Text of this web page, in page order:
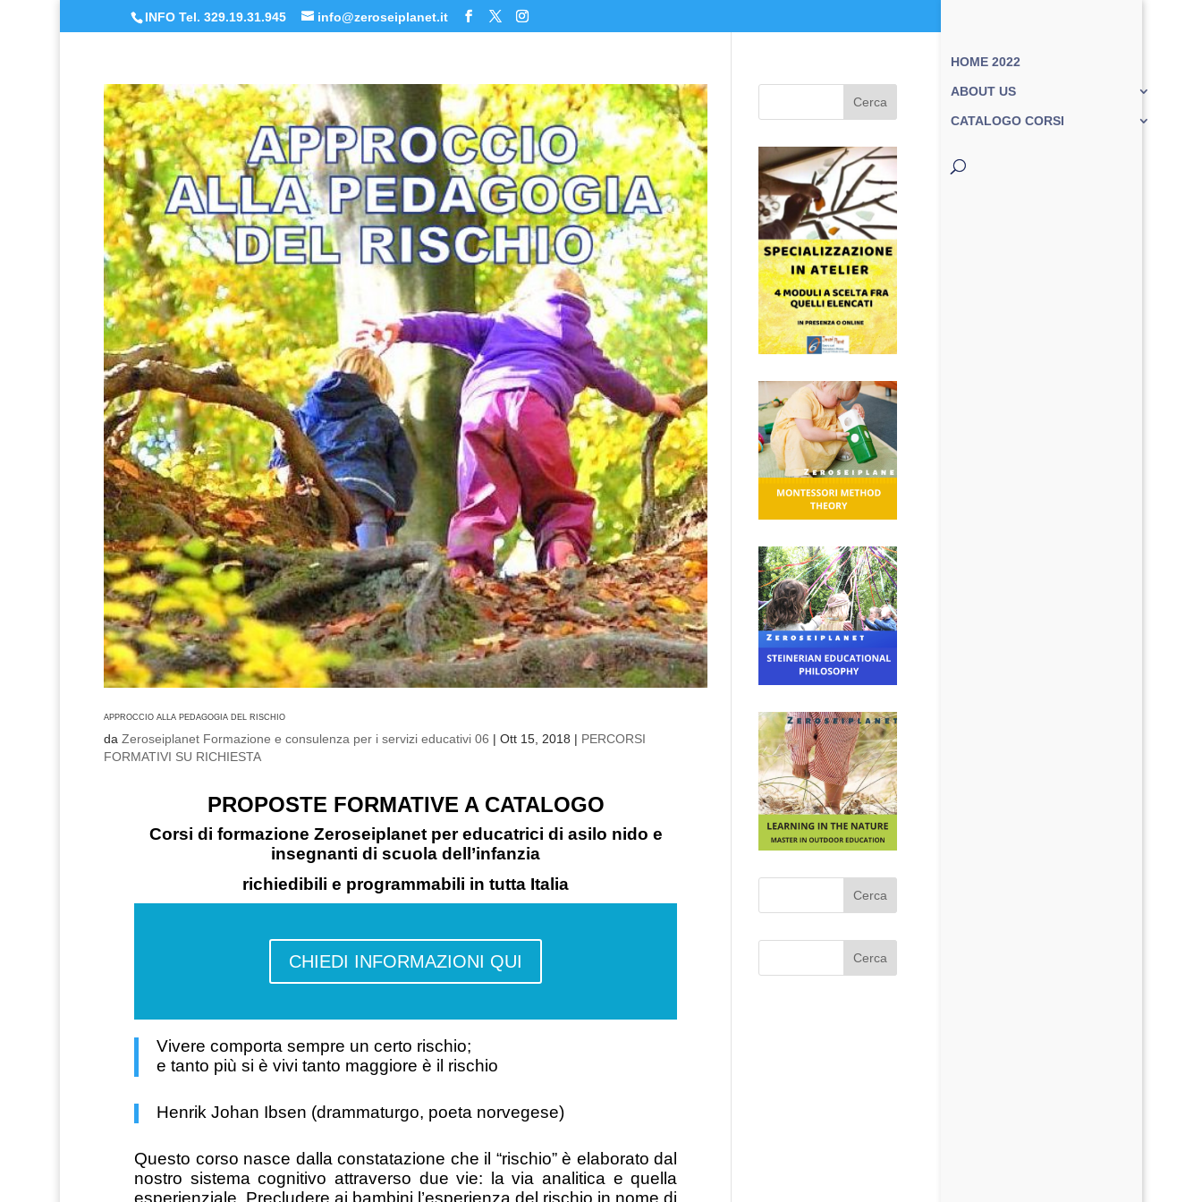
INFO Tel. 329.19.31.945 info@zeroseiplanet.it
HOME 2022
ABOUT US
CATALOGO CORSI
APPROCCIO ALLA PEDAGOGIA DEL RISCHIO
daZeroseiplanet Formazione e consulenza per i servizi educativi 06 |Ott 15, 2018 | PERCORSI
FORMATIVI SU RICHIESTA
PROPOSTE FORMATIVE A CATALOGO
Corsi di formazione Zeroseiplanet per educatrici di asilo nido e
insegnanti di scuola dell’infanzia
richiedibili e programmabili in tutta Italia
CHIEDI INFORMAZIONI QUI
Vivere comporta sempre un certo rischio;
e tanto più si è vivi tanto maggiore è il rischio
Henrik Johan Ibsen (drammaturgo, poeta norvegese)
Questo corso nasce dalla constatazione che il “rischio” è elaborato dal
nostro sistema cognitivo attraverso due vie: la via analitica e quella
esperienziale. Precludere ai bambini l’esperienza del rischio in nome di
Cerca
Cerca
Cerca